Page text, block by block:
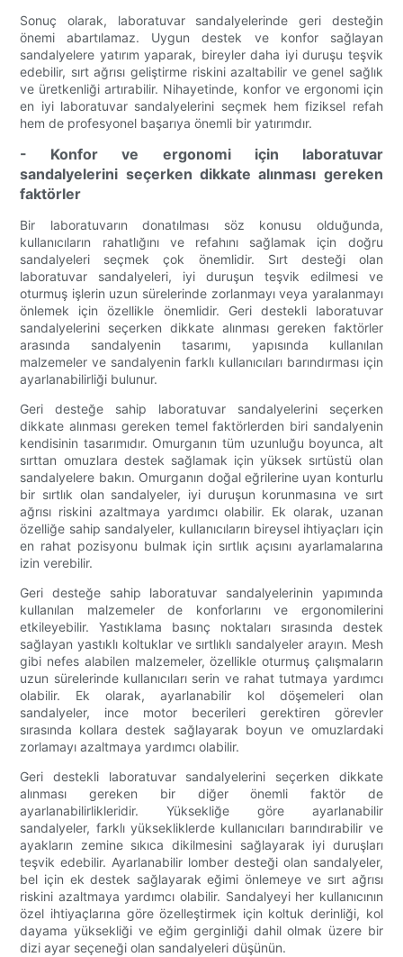
Sonuç olarak, laboratuvar sandalyelerinde geri desteğin
önemi abartılamaz. Uygun destek ve konfor sağlayan
sandalyelere yatırım yaparak, bireyler daha iyi duruşu teşvik
edebilir, sırt ağrısı geliştirme riskini azaltabilir ve genel sağlık
ve üretkenliği artırabilir. Nihayetinde, konfor ve ergonomi için
en iyi laboratuvar sandalyelerini seçmek hem fiziksel refah
hem de profesyonel başarıya önemli bir yatırımdır.
- Konfor ve ergonomi için laboratuvar
sandalyelerini seçerken dikkate alınması gereken
faktörler
Bir laboratuvarın donatılması söz konusu olduğunda,
kullanıcıların rahatlığını ve refahını sağlamak için doğru
sandalyeleri seçmek çok önemlidir. Sırt desteği olan
laboratuvar sandalyeleri, iyi duruşun teşvik edilmesi ve
oturmuş işlerin uzun sürelerinde zorlanmayı veya yaralanmayı
önlemek için özellikle önemlidir. Geri destekli laboratuvar
sandalyelerini seçerken dikkate alınması gereken faktörler
arasında sandalyenin tasarımı, yapısında kullanılan
malzemeler ve sandalyenin farklı kullanıcıları barındırması için
ayarlanabilirliği bulunur.
Geri desteğe sahip laboratuvar sandalyelerini seçerken
dikkate alınması gereken temel faktörlerden biri sandalyenin
kendisinin tasarımıdır. Omurganın tüm uzunluğu boyunca, alt
sırttan omuzlara destek sağlamak için yüksek sırtüstü olan
sandalyelere bakın. Omurganın doğal eğrilerine uyan konturlu
bir sırtlık olan sandalyeler, iyi duruşun korunmasına ve sırt
ağrısı riskini azaltmaya yardımcı olabilir. Ek olarak, uzanan
özelliğe sahip sandalyeler, kullanıcıların bireysel ihtiyaçları için
en rahat pozisyonu bulmak için sırtlık açısını ayarlamalarına
izin verebilir.
Geri desteğe sahip laboratuvar sandalyelerinin yapımında
kullanılan malzemeler de konforlarını ve ergonomilerini
etkileyebilir. Yastıklama basınç noktaları sırasında destek
sağlayan yastıklı koltuklar ve sırtlıklı sandalyeler arayın. Mesh
gibi nefes alabilen malzemeler, özellikle oturmuş çalışmaların
uzun sürelerinde kullanıcıları serin ve rahat tutmaya yardımcı
olabilir. Ek olarak, ayarlanabilir kol döşemeleri olan
sandalyeler, ince motor becerileri gerektiren görevler
sırasında kollara destek sağlayarak boyun ve omuzlardaki
zorlamayı azaltmaya yardımcı olabilir.
Geri destekli laboratuvar sandalyelerini seçerken dikkate
alınması gereken bir diğer önemli faktör de
ayarlanabilirlikleridir. Yüksekliğe göre ayarlanabilir
sandalyeler, farklı yüksekliklerde kullanıcıları barındırabilir ve
ayakların zemine sıkıca dikilmesini sağlayarak iyi duruşları
teşvik edebilir. Ayarlanabilir lomber desteği olan sandalyeler,
bel için ek destek sağlayarak eğimi önlemeye ve sırt ağrısı
riskini azaltmaya yardımcı olabilir. Sandalyeyi her kullanıcının
özel ihtiyaçlarına göre özelleştirmek için koltuk derinliği, kol
dayama yüksekliği ve eğim gerginliği dahil olmak üzere bir
dizi ayar seçeneği olan sandalyeleri düşünün.